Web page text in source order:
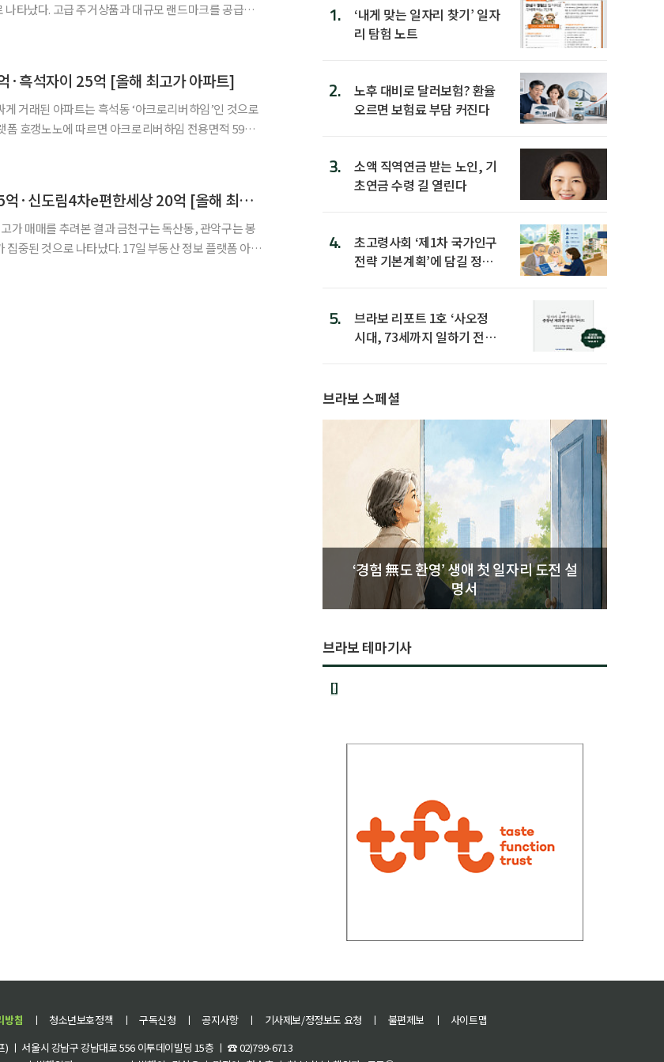
타났다. 고급 주거상품과 대규모 랜드마크를 공급한
·흑석자이 25억 [올해 최고가 아파트]
거래된 아파트는 흑석동 ‘아크로리버하임’인 것으로
금관구, e편한세상서울대 15억·신도림4차e편한세상 20억 [올해 최고가 아파트]
가 매매를 추려본 결과 금천구는 독산동, 관악구는 봉
났다. 17일 부동산 정보 플랫폼 아실
1.
‘내게 맞는 일자리 찾기’ 일자
리 탐험 노트
2.
노후 대비로 달러보험? 환율
오르면 보험료 부담 커진다
3.
소액 직역연금 받는 노인, 기
초연금 수령 길 열린다
4.
초고령사회 ‘제1차 국가인구
전략 기본계획’에 담길 정책
5.
브라보 리포트 1호 ‘사오정
시대, 73세까지 일하기 전략’
브라보 스페셜
‘경험 無도 환영’ 생애 첫 일자리 도전 설
명서
브라보 테마기사
[]
방침 ㅣ 청소년보호정책 ㅣ 구독신청 ㅣ 공지사항 ㅣ 기사제보/정정보도 요청 ㅣ 불편제보 ㅣ
사이트맵
) ㅣ 서울시 강남구 강남대로 556 이투데이빌딩 15층 ㅣ ☎ 02)799-6713